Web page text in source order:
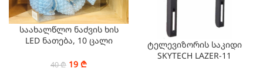
საახალწლო ნაძვის ხის
LED ნათება, 10 ცალი
თბილი ნათება
40₾ 19 ₾
ტელევიზორის საკიდი
SKYTECH LAZER-11